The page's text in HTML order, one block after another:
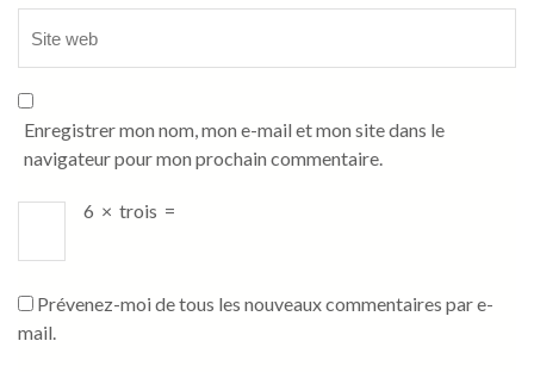
Enregistrer mon nom, mon e-mail et mon site dans le
navigateur pour mon prochain commentaire.
6 × trois =
Prévenez-moi de tous les nouveaux commentaires par e-
mail.